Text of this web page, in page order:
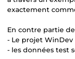
exactement
En contre partie
- Le projet WinDev
- les données test